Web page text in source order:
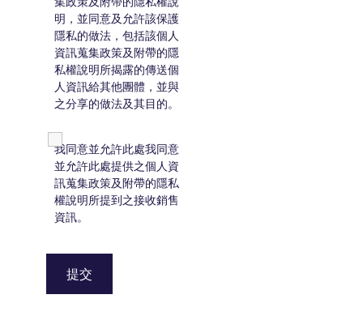
明，並同意及允許該保護
隱私的做法，包括該個人
資訊蒐集政策及附帶的隱
私權說明所揭露的傳送個
人資訊給其他團體，並與
之分享的做法及其目的。
我同意並允許此處我同意
並允許此處提供之個人資
訊蒐集政策及附帶的隱私
權說明所提到之接收銷售
資訊。